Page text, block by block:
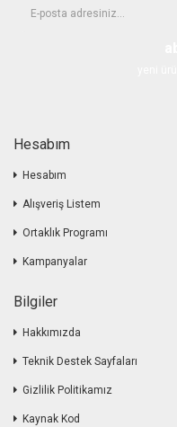
Hesabım
Hesabım
Alışveriş Listem
Ortaklık Programı
Kampanyalar
Bilgiler
Hakkımızda
Teknik Destek Sayfaları
Gizlilik Politikamız
Kaynak Kod